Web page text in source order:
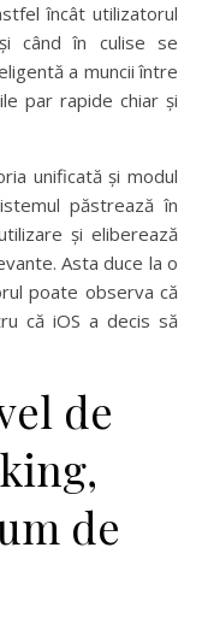
încât utilizatorul
când în culise se
a muncii între
par rapide chiar și
unificată și modul
păstrează în
și eliberează
Asta duce la o
poate observa că
că iOS a decis să
de
de